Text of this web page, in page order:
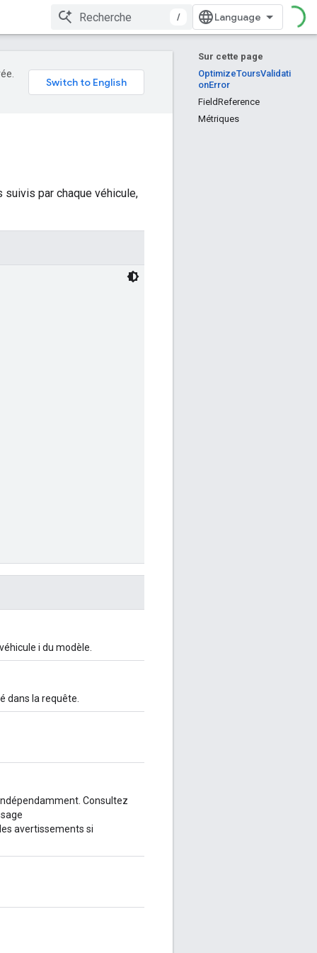
/
Sur cette page
OptimizeToursValidati
onError
FieldReference
Métriques
par chaque véhicule,
i du modèle.
dans la requête.
Consultez
avertissements si